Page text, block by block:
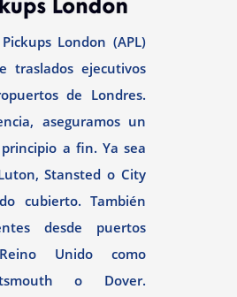
London (APL)
traslados ejecutivos
de Londres.
aseguramos un
a fin. Ya sea
Stansted o City
cubierto. También
desde puertos
Unido como
o Dover.